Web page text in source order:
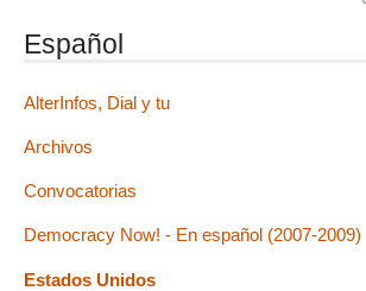
Español
AlterInfos, Dial y tu
Archivos
Convocatorias
Democracy Now! - En español (2007-2009)
Estados Unidos